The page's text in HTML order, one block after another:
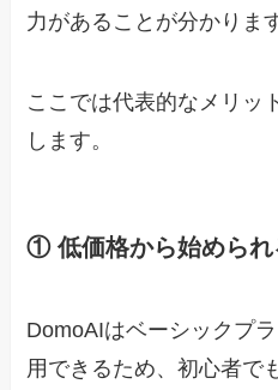
力があることが分かりま
ここでは代表的なメリッ
します。
① 低価格から始められ
DomoAIはベーシックプ
用できるため、初心者で